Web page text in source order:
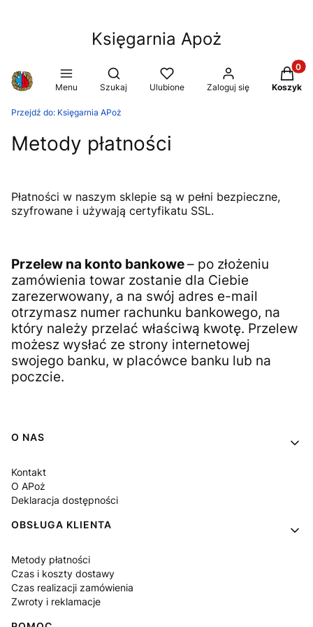
Księgarnia Apoż
Menu
Otwórz wyszukiwarkę
Szukaj Ulubione Zaloguj się Koszyk
Przejdź do: Księgarnia APoż
Metody płatności
Płatności w naszym sklepie są w pełni bezpieczne,
szyfrowane i używają certyfikatu SSL.
Przelew na konto bankowe– po złożeniu
zamówienia towar zostanie dla Ciebie
zarezerwowany, a na swój adres e-mail
otrzymasz numer rachunku bankowego, na
który należy przelać właściwą kwotę. Przelew
możesz wysłać ze strony internetowej
swojego banku, w placówce banku lub na
poczcie.
Linki w stopce
O NAS
Kontakt
O APoż
Deklaracja dostępności
OBSŁUGA KLIENTA
Metody płatności
Czas i koszty dostawy
Czas realizacji zamówienia
Zwroty i reklamacje